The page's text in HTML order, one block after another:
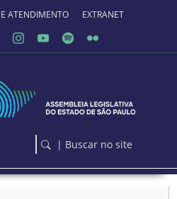
ATENDIMENTO EXTRANET
| Buscar no site